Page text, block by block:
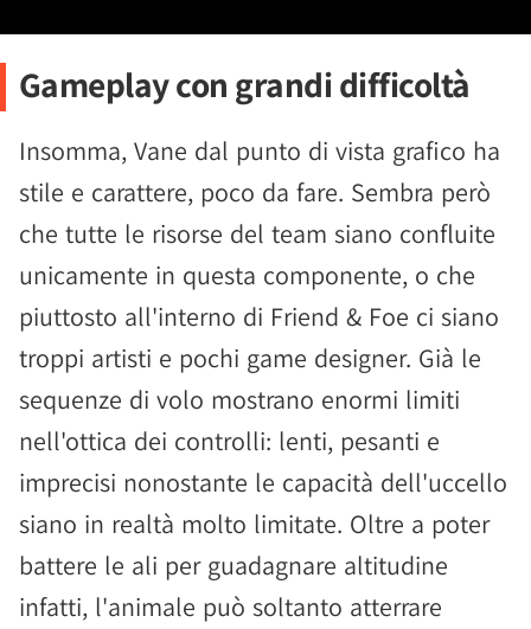
Gameplay con grandi difficoltà
Insomma, Vane dal punto di vista grafico ha
stile e carattere, poco da fare. Sembra però
che tutte le risorse del team siano confluite
unicamente in questa componente, o che
piuttosto all'interno di Friend & Foe ci siano
troppi artisti e pochi game designer. Già le
sequenze di volo mostrano enormi limiti
nell'ottica dei controlli: lenti, pesanti e
imprecisi nonostante le capacità dell'uccello
siano in realtà molto limitate. Oltre a poter
battere le ali per guadagnare altitudine
infatti, l'animale può soltanto atterrare